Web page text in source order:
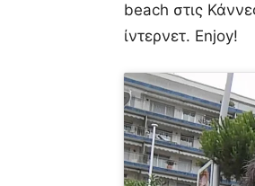
beach στις
ίντερνετ. Enjoy!